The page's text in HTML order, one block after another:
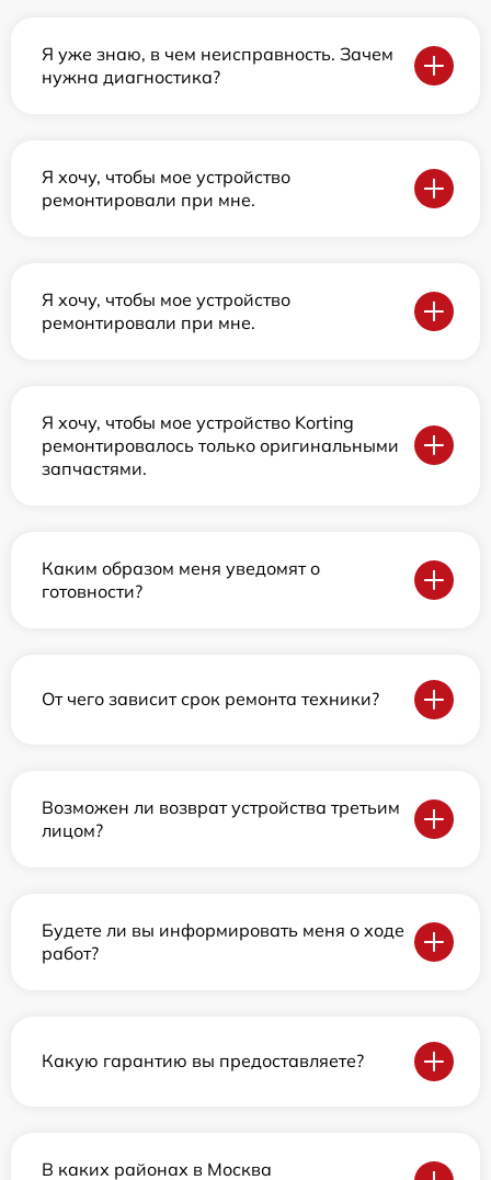
Я уже знаю, в чем неисправность. Зачем
нужна диагностика?
Я хочу, чтобы мое устройство
ремонтировали при мне.
Я хочу, чтобы мое устройство
ремонтировали при мне.
Я хочу, чтобы мое устройство Korting
ремонтировалось только оригинальными
запчастями.
Каким образом меня уведомят о
готовности?
От чего зависит срок ремонта техники?
Возможен ли возврат устройства третьим
лицом?
Будете ли вы информировать меня о ходе
работ?
Какую гарантию вы предоставляете?
В каких районах в Москва